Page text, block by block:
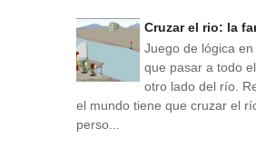
Cruzar el rio: la
Juego de lógica
que pasar a todo
otro lado del río.
el mundo tiene que cruzar el
perso...